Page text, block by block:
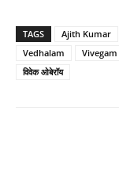
TAGS Ajith Kumar
Vedhalam
Vivegam
विवेक ओबेरॉय